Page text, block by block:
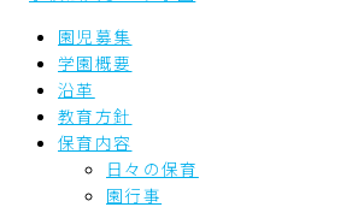
園児募集
学園概要
沿革
教育方針
保育内容
日々の保育
園行事